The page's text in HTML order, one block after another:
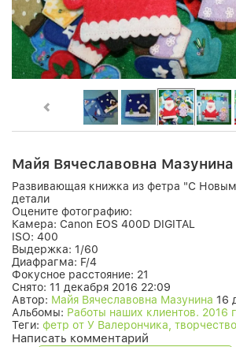
Майя Вячеславовна Мазунина
Развивающая книжка из фетра "С
детали
Оцените фотографию:
Камера: Canon EOS 400D DIGITAL
ISO: 400
Выдержка: 1/60
Диафрагма: F/4
Фокусное расстояние: 21
Снято: 11 декабря 2016 22:09
Автор: Майя Вячеславовна Мазунина 16
Альбомы: Работы наших клиентов. 2016
Теги: фетр от У Валерончика,
Написать комментарий